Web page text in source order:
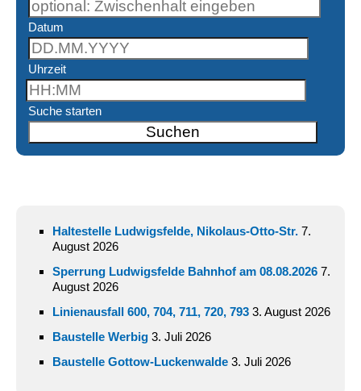
Datum
Uhrzeit
Suche starten
Haltestelle Ludwigsfelde, Nikolaus-Otto-Str. 7.
August 2026
Sperrung Ludwigsfelde Bahnhof am 08.08.2026 7.
August 2026
Linienausfall 600, 704, 711, 720, 793 3. August 2026
Baustelle Werbig 3. Juli 2026
Baustelle Gottow-Luckenwalde 3. Juli 2026